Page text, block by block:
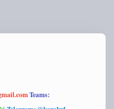
Teams: